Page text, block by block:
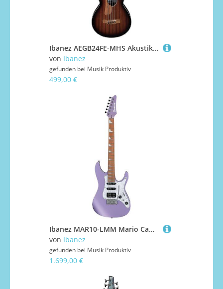
Ibanez AEGB24FE-MHS Akustikbass
von Ibanez
gefunden bei Musik Produktiv
499,00 €
Ibanez MAR10-LMM Mario Camarena E-Gitarre
von Ibanez
gefunden bei Musik Produktiv
1.699,00 €